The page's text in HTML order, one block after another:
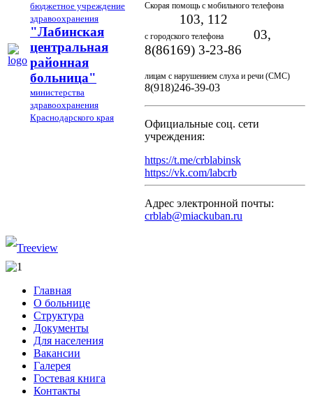
бюджетное учреждение
здравоохранения
"Лабинская
центральная
районная
больница"
министерства
здравоохранения
Краснодарского края
Скорая помощь с мобильного телефона
103, 112
с городского телефона
03,
8(86169) 3-23-86
лицам с нарушением слуха и речи (СМС)
8(918)246-39-03
Официальные соц. сети
учреждения:
https://t.me/crblabinsk
https://vk.com/labcrb
Адрес электронной почты:
crblab@miackuban.ru
Главная
О больнице
Структура
Документы
Для населения
Вакансии
Галерея
Гостевая книга
Контакты